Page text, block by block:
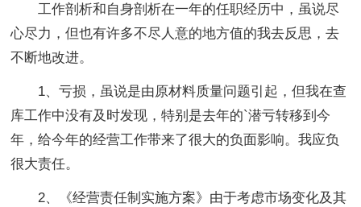
工作剖析和自身剖析在一年的任职经历中，虽说尽
心尽力，但也有许多不尽人意的地方值的我去反思，去
不断地改进。
1、亏损，虽说是由原材料质量问题引起，但我在查
库工作中没有及时发现，特别是去年的`潜亏转移到今
年，给今年的经营工作带来了很大的负面影响。我应负
很大责任。
2、《经营责任制实施方案》由于考虑市场变化及其